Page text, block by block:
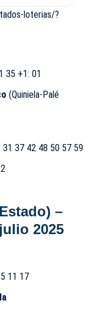
loterias/?
35 +1: 01
(Quiniela-Palé
37 42 48 50 57
–
2025
11 17